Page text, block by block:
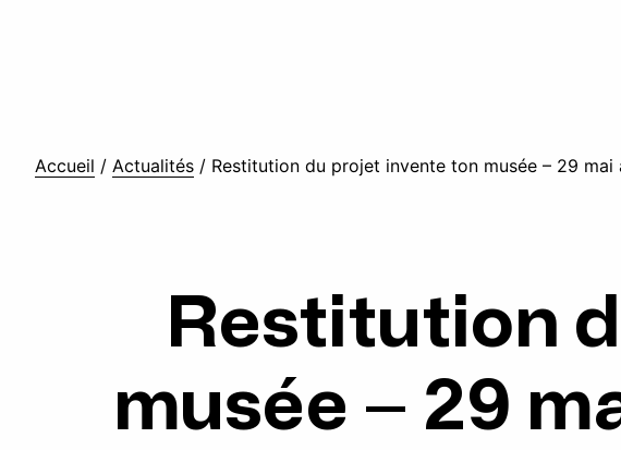
Accueil / Actualités / Restitution du projet invente ton musée – 29 mai
Restitution
musée – 29